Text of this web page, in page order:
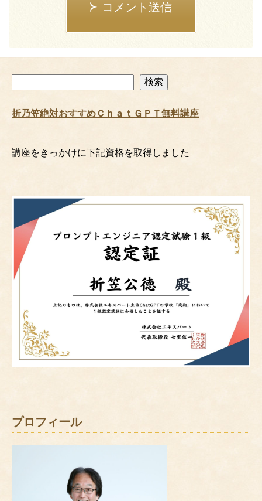
コメント送信
索
検索
折乃笠絶対おすすめＣｈａｔＧＰＴ無料講座
講座をきっかけに下記資格を取得しました
プロフィール